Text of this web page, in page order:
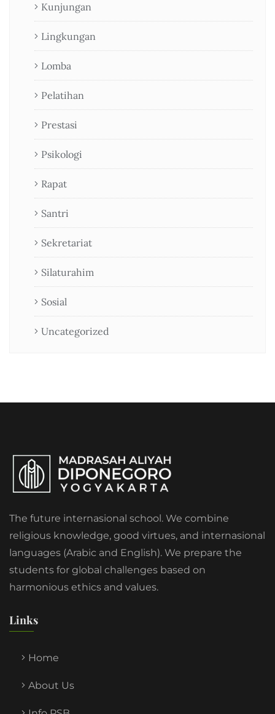
Kunjungan
Lingkungan
Lomba
Pelatihan
Prestasi
Psikologi
Rapat
Santri
Sekretariat
Silaturahim
Sosial
Uncategorized
The future internasional school. We combine
religious knowledge, good virtues, and internasional
languages (Arabic and English). We prepare the
students for global challenges based on
harmonious ethics and values.
Links
Home
About Us